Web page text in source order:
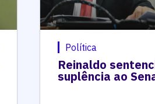
Política
Reinaldo
suplência ao